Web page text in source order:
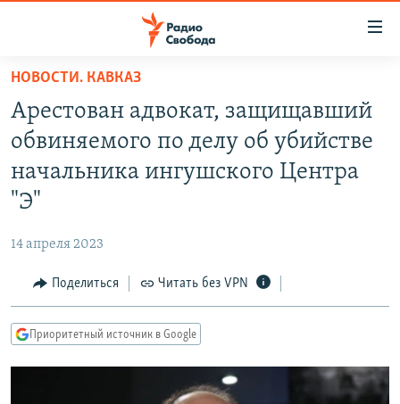
упрощенного
доступа
Вернуться
основному
содержанию
навигации
Вернутся
ПОДКАСТЫ
ЦИТАТЫ СВОБОДЫ
КУЛЬТУРА
IDEL.РЕАЛИИ
КАВКАЗ.РЕАЛИИ
НОВОСТИ. КАВКАЗ
Арестован адвокат, защищавший
обвиняемого по делу об убийстве
начальника ингушского Центра
"Э"
14 апреля 2023
Поделиться Читать без VPN
Приоритетный источник в Google